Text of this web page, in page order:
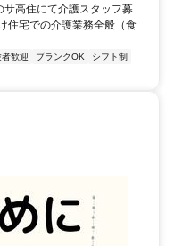
高住にて介護スタッフ募
住宅での介護業務全般（食
歓迎 ブランクOK
シフト制